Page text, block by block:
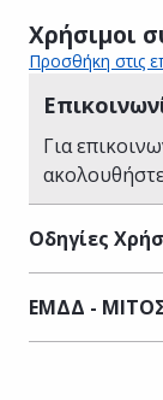
Χρήσιμοι
Προσθήκη στις
Για
Οδηγίες
ΕΜΔΔ -